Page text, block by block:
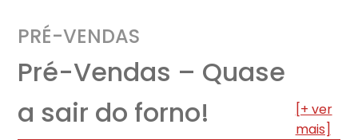
PRÉ-VENDAS
Pré-Vendas – Quase
a sair do forno!
[+ ver
mais]